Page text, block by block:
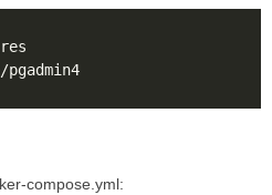
compose.yml: